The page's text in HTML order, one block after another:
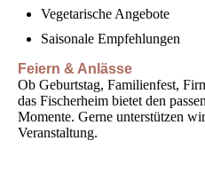
Vegetarische Angebote
Saisonale Empfehlungen
Feiern & Anlässe
Ob Geburtstag, Familienfest,
das Fischerheim bietet den
Momente. Gerne unterstützen
Veranstaltung.